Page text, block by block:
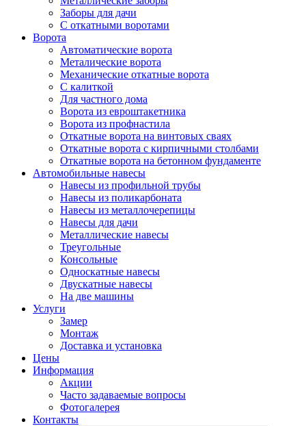
Заборы для дачи
С откатными воротами
Ворота
Автоматические ворота
Металические ворота
Механические откатные ворота
С калиткой
Для частного дома
Ворота из евроштакетника
Ворота из профнастила
Откатные ворота на винтовых сваях
Откатные ворота с кирпичными столбами
Откатные ворота на бетонном фундаменте
Автомобильные навесы
Навесы из профильной трубы
Навесы из поликарбоната
Навесы из металлочерепицы
Навесы для дачи
Металлические навесы
Треугольные
Консольные
Односкатные навесы
Двускатные навесы
На две машины
Услуги
Замер
Монтаж
Доставка и установка
Цены
Информация
Акции
Часто задаваемые вопросы
Фотогалерея
Контакты